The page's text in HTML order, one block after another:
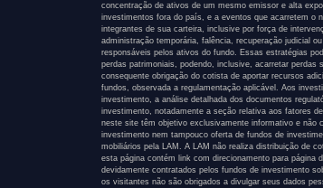
concentração de ativos de um mesmo emissor e alta
investimentos fora do país, e a eventos que acarretem o
integrantes de sua carteira, inclusive por força de
administração temporária, falência, recuperação judicial
responsáveis pelos ativos do fundo. Essas estratégias
perdas patrimoniais, podendo, inclusive, acarretar perdas
consequente obrigação do cotista de aportar recursos
fundos, observada a regulamentação aplicável. Aos
investimento, a análise detalhada dos documentos
investimento, notadamente a seção relativa aos fatores
neste site têm objetivo exclusivamente informativo e não
investimento nem tampouco oferta de fundos de
mobiliários pela LAM. A LAM não realiza distribuição de
esta página contém link com direcionamento para página
devidamente contratados pelos fundos de investimento
os visitantes não são obrigados a divulgar seus dados